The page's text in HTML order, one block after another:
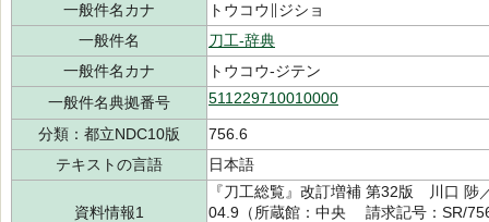
一般件名カナ
トウコウ∥ジショ
一般件名
刀工-辞典
一般件名カナ
トウコウ-ジテン
一般件名典拠番号
511229710010000
分類：都立NDC10版
756.6
テキストの言語
日本語
資料情報1
『刀工総覧』改訂増補 第32版 川口
04.9（所蔵館：中央 請求記号：SR/